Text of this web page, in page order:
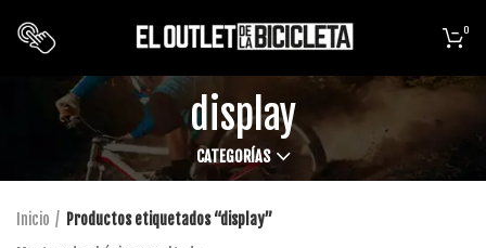
0
display
CATEGORÍAS
Inicio
Productos etiquetados “display”